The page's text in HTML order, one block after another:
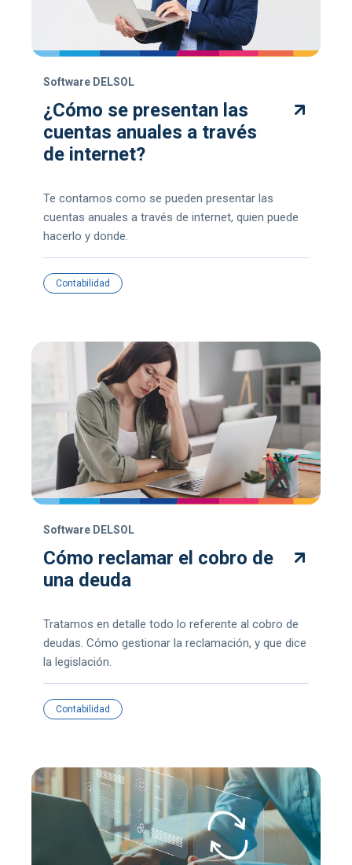
Software DELSOL
¿Cómo se presentan las
cuentas anuales a través
de internet?
Te contamos como se pueden presentar las
cuentas anuales a través de internet, quien puede
hacerlo y donde.
Contabilidad
Software DELSOL
Cómo reclamar el cobro de
una deuda
Tratamos en detalle todo lo referente al cobro de
deudas. Cómo gestionar la reclamación, y que dice
la legislación.
Contabilidad